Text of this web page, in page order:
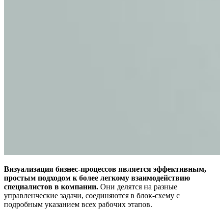
Визуализация бизнес-процессов является эффективным,
простым подходом к более легкому взаимодействию
специалистов в компании. Они делятся на разные
управленческие задачи, соединяются в блок-схему с
подробным указанием всех рабочих этапов.